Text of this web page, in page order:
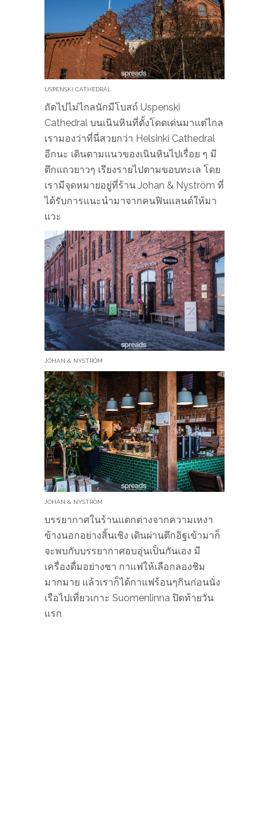
USPENSKI CATHEDRAL
ถัดไปไม่ไกลนักมีโบสถ์ Uspenski
Cathedral บนเนินหินที่ตั้งโดดเด่นมาแต่ไกล
เรามองว่าที่นี่สวยกว่า Helsinki Cathedral
อีกนะ เดินตามแนวของเนินหินไปเรื่อย ๆ มี
ตึกแถวยาวๆ เรียงรายไปตามขอบทะเล โดย
เรามีจุดหมายอยู่ที่ร้าน Johan & Nyström ที่
ได้รับการแนะนำมาจากคนฟินแลนด์ให้มา
แวะ
JOHAN & NYSTRÖM
JOHAN & NYSTRÖM
บรรยากาศในร้านแตกต่างจากความเหงา
ข้างนอกอย่างสิ้นเชิง เดินผ่านตึกอิฐเข้ามาก็
จะพบกับบรรยากาศอบอุ่นเป็นกันเอง มี
เครื่องดื่มอย่างชา กาแฟให้เลือกลองชิม
มากมาย แล้วเราก็ได้กาแฟร้อนๆกินก่อนนั่ง
เรือไปเที่ยวเกาะ Suomenlinna ปิดท้ายวัน
แรก